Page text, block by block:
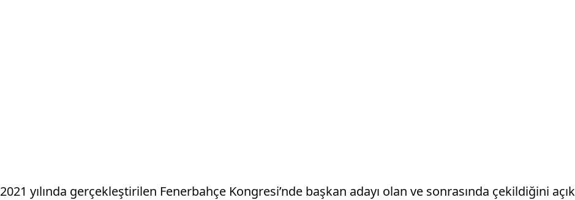
2021 yılında gerçekleştirilen Fenerbahçe Kongresi’nde başkan adayı olan ve sonrasında çekildiğini